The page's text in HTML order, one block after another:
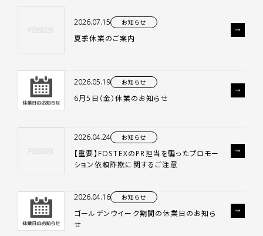
2026.07.15 お知らせ
夏季休業のご案内
2026.05.19 お知らせ
6月5日（金）休業のお知らせ
2026.04.24 お知らせ
【重要】FOSTEXのPR担当を騙ったプロモー
ション依頼詐欺に関するご注意
2026.04.16 お知らせ
ゴールデンウイーク期間の休業日のお知ら
せ